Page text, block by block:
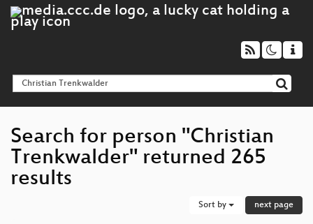
Search for person "Christian
Trenkwalder" returned 265
results
Sort by next page